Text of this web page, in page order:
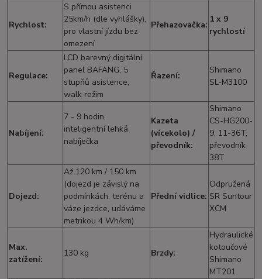
Rychlost:
S přímou asistenci
25km/h (dle vyhlášky),
pro vlastní jízdu bez
omezení
Přehazovačka:
1 x 9
rychlostí
Regulace:
LCD barevný digitální
panel BAFANG, 5
stupňů asistence,
walk režim
Řazení:
Shimano
SL-M3100
Nabíjení:
7 - 9 hodin,
inteligentní lehká
nabíječka
Kazeta
(vícekolo) /
převodník:
Shimano
CS-HG200-
9, 11-36T,
převodník
38T
Dojezd:
Až 120 km / 150 km
(dojezd je závislý na
podmínkách, terénu a
váze jezdce, udáváme
metrikou 4 Wh/km)
Přední vidlice:
Odpružená
SR Suntour
XCM
Max.
zatížení:
130 kg Brzdy:
Hydraulické
kotoučové
Shimano
MT201